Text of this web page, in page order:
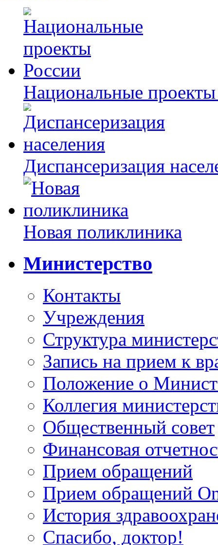
Национальные
Диспансеризация
Новая поликлиника
Министерство
Контакты
Учреждения
Структура
Запись на прием к
Положение о
Коллегия
Общественный совет
Финансовая
Прием обращений
Прием обращений
История
Спасибо, доктор!